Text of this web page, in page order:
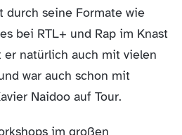
durch seine Formate wie
bei RTL+ und Rap im Knast
natürlich auch mit vielen
war auch schon mit
Naidoo auf Tour.
im großen